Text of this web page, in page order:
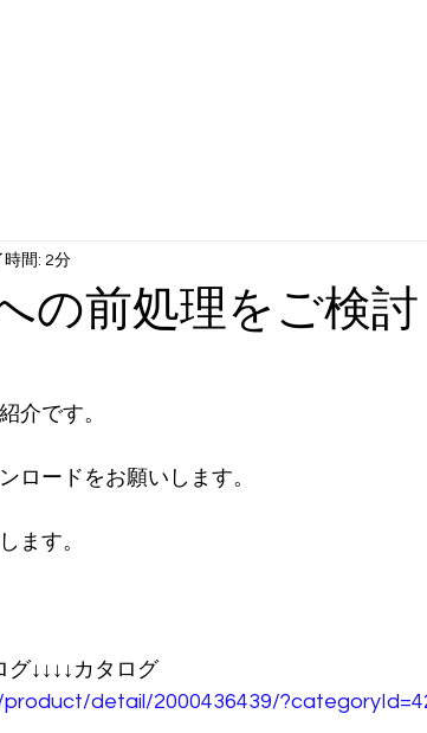
の前処理をご検
時間: 2分
介です。
ロードをお願いします。
ます。
グ↓↓↓↓カタログ
detail/2000436439/